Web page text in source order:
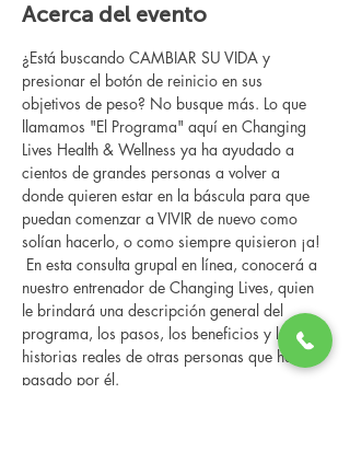
Acerca del evento
¿Está buscando CAMBIAR SU VIDA y
presionar el botón de reinicio en sus
objetivos de peso? No busque más. Lo que
llamamos "El Programa" aquí en Changing
Lives Health & Wellness ya ha ayudado a
cientos de grandes personas a volver a
donde quieren estar en la báscula para que
puedan comenzar a VIVIR de nuevo como
solían hacerlo, o como siempre quisieron ¡a!
nuestro entrenador de Changing Lives, quien
le brindará una descripción general del
programa, los pasos, los beneficios y las
historias reales de otras personas que han
pasado por él.